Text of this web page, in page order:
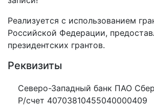
Реализуется с использованием
Российской Федерации,
президентских грантов.
Реквизиты
Северо-Западный банк ПАО
Р/счет 40703810455040000409